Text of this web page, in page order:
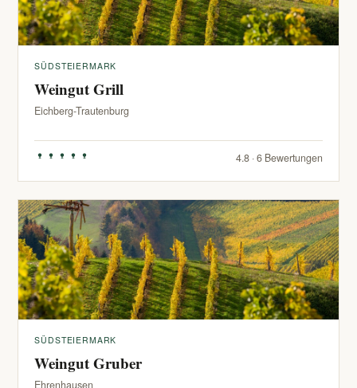
SÜDSTEIERMARK
Weingut Grill
Eichberg-Trautenburg
4.8 · 6 Bewertungen
SÜDSTEIERMARK
Weingut Gruber
Ehrenhausen